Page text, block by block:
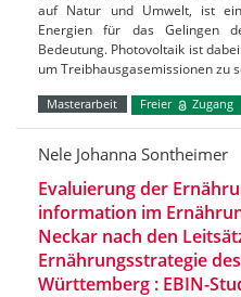
auf Natur und Umwelt, ist
Energien für das Gelingen
Bedeutung. Photovoltaik ist
um Treibhausgasemissionen zu
Masterarbeit Freier Zugang
Nele Johanna Sontheimer
Evaluierung der
information im
Neckar nach den
Ernährungsstrategie
Württemberg : EBIN-